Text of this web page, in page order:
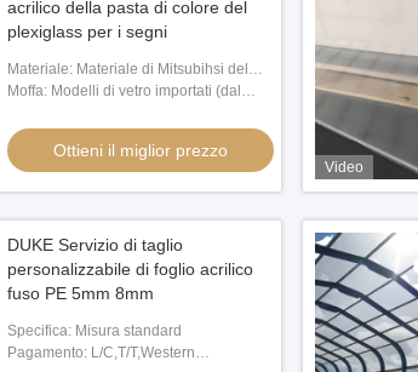
acrilico della pasta di colore del
plexiglass per i segni
Materiale: Materiale di Mitsubihsi del
vergine di 100%
Moffa: Modelli di vetro importati (dal
Ottieni il miglior prezzo
Video
DUKE Servizio di taglio
personalizzabile di foglio acrilico
fuso PE 5mm 8mm
Specifica: Misura standard
Pagamento: L/C,T/T,Western